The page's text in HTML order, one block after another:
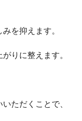
を抑えます。
りに整えます。
ただくことで、